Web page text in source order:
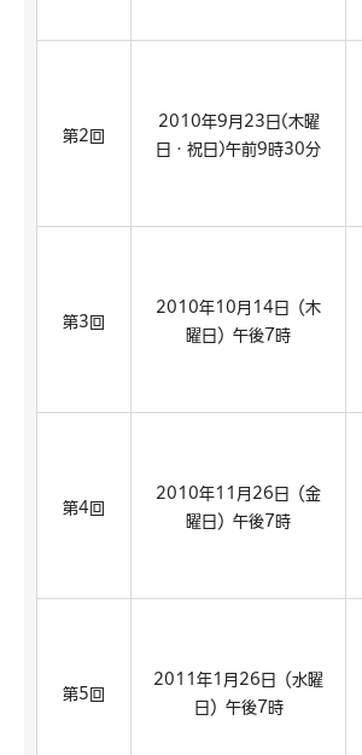
第2回
2010年9月23日(木曜
日・祝日)午前9時30分
第3回
2010年10月14日（木
曜日）午後7時
第4回
2010年11月26日（金
曜日）午後7時
第5回
2011年1月26日（水曜
日）午後7時